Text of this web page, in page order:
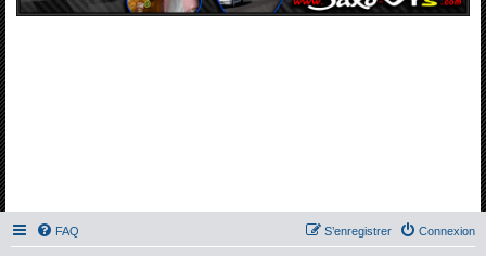
FAQ Connexion
S’enregistrer